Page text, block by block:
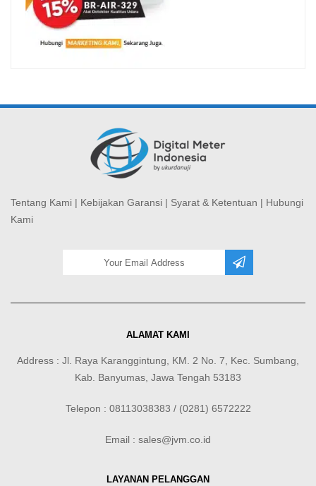
Tentang Kami | Kebijakan Garansi | Syarat & Ketentuan | Hubungi
Kami
ALAMAT KAMI
Address : Jl. Raya Karanggintung, KM. 2 No. 7, Kec. Sumbang,
Kab. Banyumas, Jawa Tengah 53183
Telepon : 08113038383 / (0281) 6572222
Email : sales@jvm.co.id
LAYANAN PELANGGAN